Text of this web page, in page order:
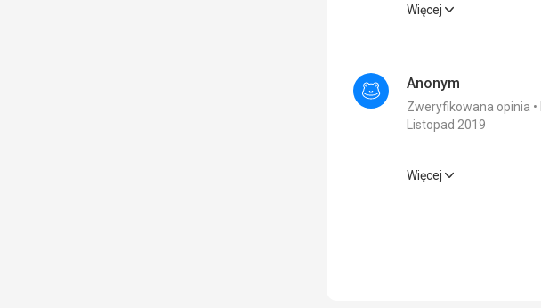
zadowolenie
Zakwaterowanie
Okolica
Wyżywienie
Więcej
Anonym
Zweryfikowana opinia
Listopad 2019
Więcej